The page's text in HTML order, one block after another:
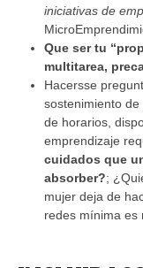
iniciativas de
Que ser tu
multitarea,
Hacersse
sostenimiento
de horarios,
emprendizaje
cuidados que
absorber?;
mujer deja de
redes mínima es